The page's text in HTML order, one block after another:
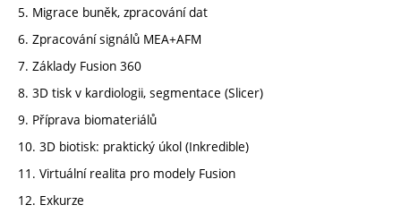
5. Migrace buněk, zpracování dat
6. Zpracování signálů MEA+AFM
7. Základy Fusion 360
8. 3D tisk v kardiologii, segmentace (Slicer)
9. Příprava biomateriálů
10. 3D biotisk: praktický úkol (Inkredible)
11. Virtuální realita pro modely Fusion
12. Exkurze